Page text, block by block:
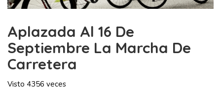
Aplazada Al 16 De
Septiembre La Marcha De
Carretera
Visto 4356 veces